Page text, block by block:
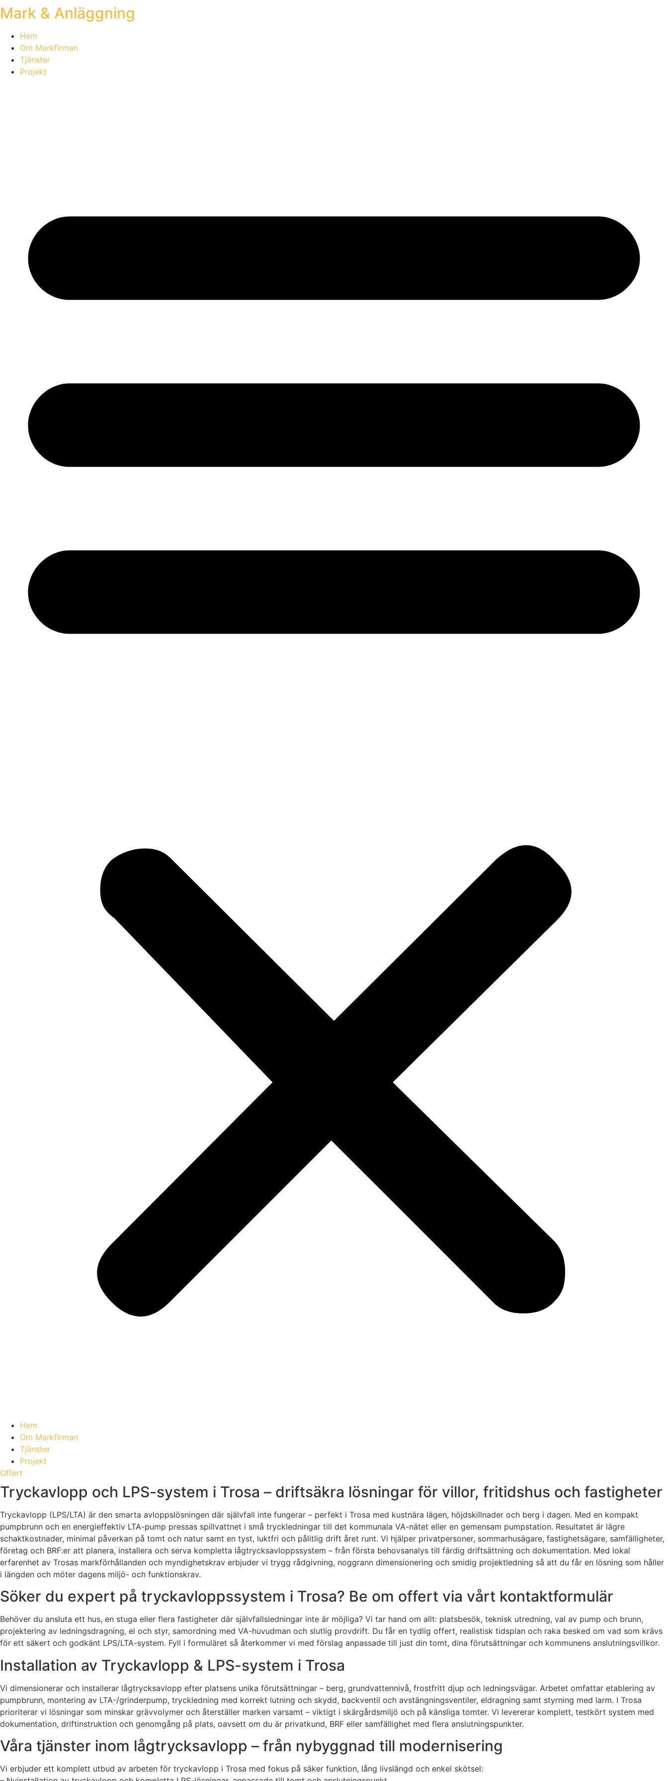
Skip
to
content
Mark & Anläggning
Hem
Om Markfirman
Tjänster
Projekt
Hem
Om Markfirman
Tjänster
Projekt
Offert
Tryckavlopp och LPS-system i Trosa – driftsäkra lösningar för villor, fritidshus och fastigheter
Tryckavlopp (LPS/LTA) är den smarta avloppslösningen där självfall inte fungerar – perfekt i Trosa med kustnära lägen, höjdskillnader och berg i dagen. Med en kompakt
pumpbrunn och en energieffektiv LTA-pump pressas spillvattnet i små tryckledningar till det kommunala VA-nätet eller en gemensam pumpstation. Resultatet är lägre
schaktkostnader, minimal påverkan på tomt och natur samt en tyst, luktfri och pålitlig drift året runt. Vi hjälper privatpersoner, sommarhusägare, fastighetsägare, samfälligheter,
företag och BRF:er att planera, installera och serva kompletta lågtrycksavloppssystem – från första behovsanalys till färdig driftsättning och dokumentation. Med lokal
erfarenhet av Trosas markförhållanden och myndighetskrav erbjuder vi trygg rådgivning, noggrann dimensionering och smidig projektledning så att du får en lösning som håller
i längden och möter dagens miljö- och funktionskrav.
Söker du expert på tryckavloppssystem i Trosa? Be om offert via vårt kontaktformulär
Behöver du ansluta ett hus, en stuga eller flera fastigheter där självfallsledningar inte är möjliga? Vi tar hand om allt: platsbesök, teknisk utredning, val av pump och brunn,
projektering av ledningsdragning, el och styr, samordning med VA-huvudman och slutlig provdrift. Du får en tydlig offert, realistisk tidsplan och raka besked om vad som krävs
för ett säkert och godkänt LPS/LTA-system. Fyll i formuläret så återkommer vi med förslag anpassade till just din tomt, dina förutsättningar och kommunens anslutningsvillkor.
Installation av Tryckavlopp & LPS-system i Trosa
Vi dimensionerar och installerar lågtrycksavlopp efter platsens unika förutsättningar – berg, grundvattennivå, frostfritt djup och ledningsvägar. Arbetet omfattar etablering av
pumpbrunn, montering av LTA-/grinderpump, tryckledning med korrekt lutning och skydd, backventil och avstängningsventiler, eldragning samt styrning med larm. I Trosa
prioriterar vi lösningar som minskar grävvolymer och återställer marken varsamt – viktigt i skärgårdsmiljö och på känsliga tomter. Vi levererar komplett, testkört system med
dokumentation, driftinstruktion och genomgång på plats, oavsett om du är privatkund, BRF eller samfällighet med flera anslutningspunkter.
Våra tjänster inom lågtrycksavlopp – från nybyggnad till modernisering
Vi erbjuder ett komplett utbud av arbeten för tryckavlopp i Trosa med fokus på säker funktion, lång livslängd och enkel skötsel: